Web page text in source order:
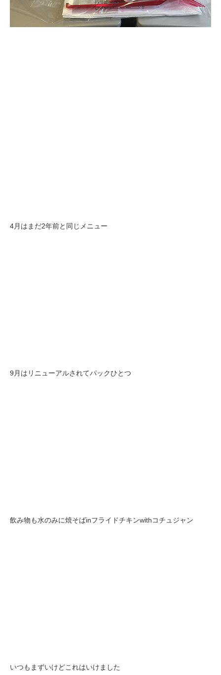
4月はまだ2年前と同じメニュー
9月はリニューアルされてパックひとつ
飲み物も水のみに焼そばinフライドチキンwithコチュジャン
いつもまずいけどこれはいけました